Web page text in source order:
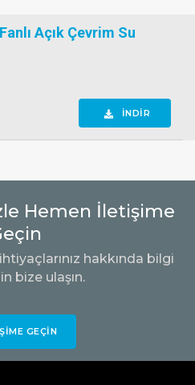
Açık Çevrim Su
İNDİR
Hemen İletişime
hakkında bilgi
bize ulaşın.
GEÇIN